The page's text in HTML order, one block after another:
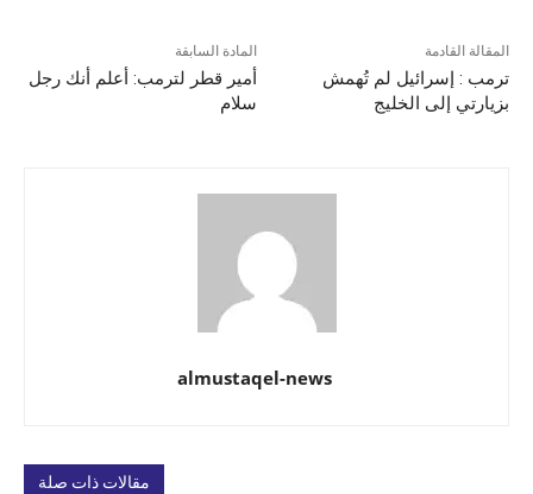
المادة السابقة
أمير قطر لترمب: أعلم أنك رجل
سلام
المقالة القادمة
ترمب : إسرائيل لم تُهمش
بزيارتي إلى الخليج
almustaqel-news
مقالات ذات صلة